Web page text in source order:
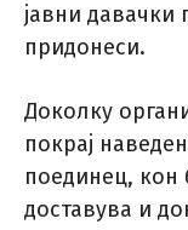
јавни
придонеси.
Доколку
покрај
поединец, кон
доставува и